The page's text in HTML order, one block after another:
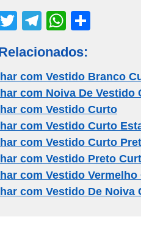
F
T
tt
er
T
e
gr
a
m
W
at
s
A
p
p
e
com Vestido Branco
com Noiva De Vestido
com Vestido Curto
com Vestido Curto
com Vestido Curto
com Vestido Preto
com Vestido Vermelho
com Vestido De Noiva